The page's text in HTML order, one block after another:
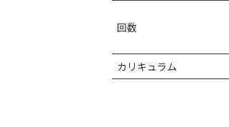
回数
カリキュラム